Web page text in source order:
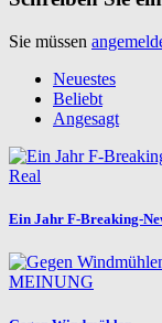
Sie müssen
Neuestes
Beliebt
Angesagt
Real
Ein Jahr F-Breaking-
MEINUNG